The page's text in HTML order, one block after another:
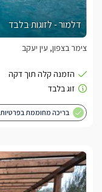
דלמור - לזוגות בלבד
צימר בצפון, עין יעקב
בריכה מחוממת